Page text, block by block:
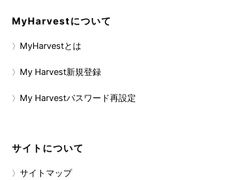
MyHarvestについて
MyHarvestとは
My Harvest新規登録
My Harvestパスワード再設定
サイトについて
サイトマップ